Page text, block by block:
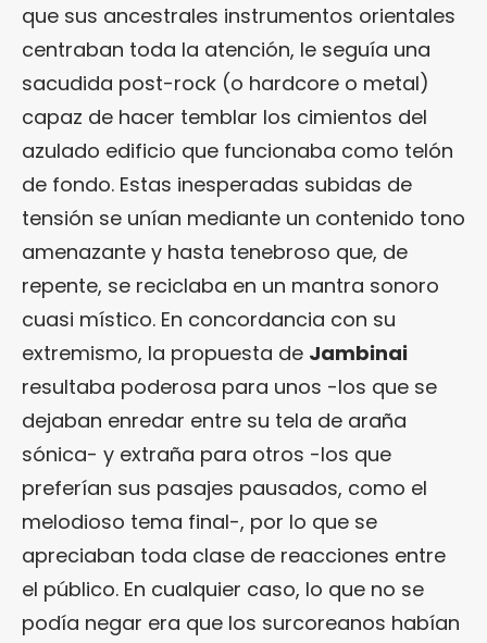
que sus ancestrales instrumentos orientales
centraban toda la atención, le seguía una
sacudida post-rock (o hardcore o metal)
capaz de hacer temblar los cimientos del
azulado edificio que funcionaba como telón
de fondo. Estas inesperadas subidas de
tensión se unían mediante un contenido tono
amenazante y hasta tenebroso que, de
repente, se reciclaba en un mantra sonoro
cuasi místico. En concordancia con su
extremismo, la propuesta de Jambinai
resultaba poderosa para unos -los que se
dejaban enredar entre su tela de araña
sónica- y extraña para otros -los que
preferían sus pasajes pausados, como el
melodioso tema final-, por lo que se
apreciaban toda clase de reacciones entre
el público. En cualquier caso, lo que no se
podía negar era que los surcoreanos habían